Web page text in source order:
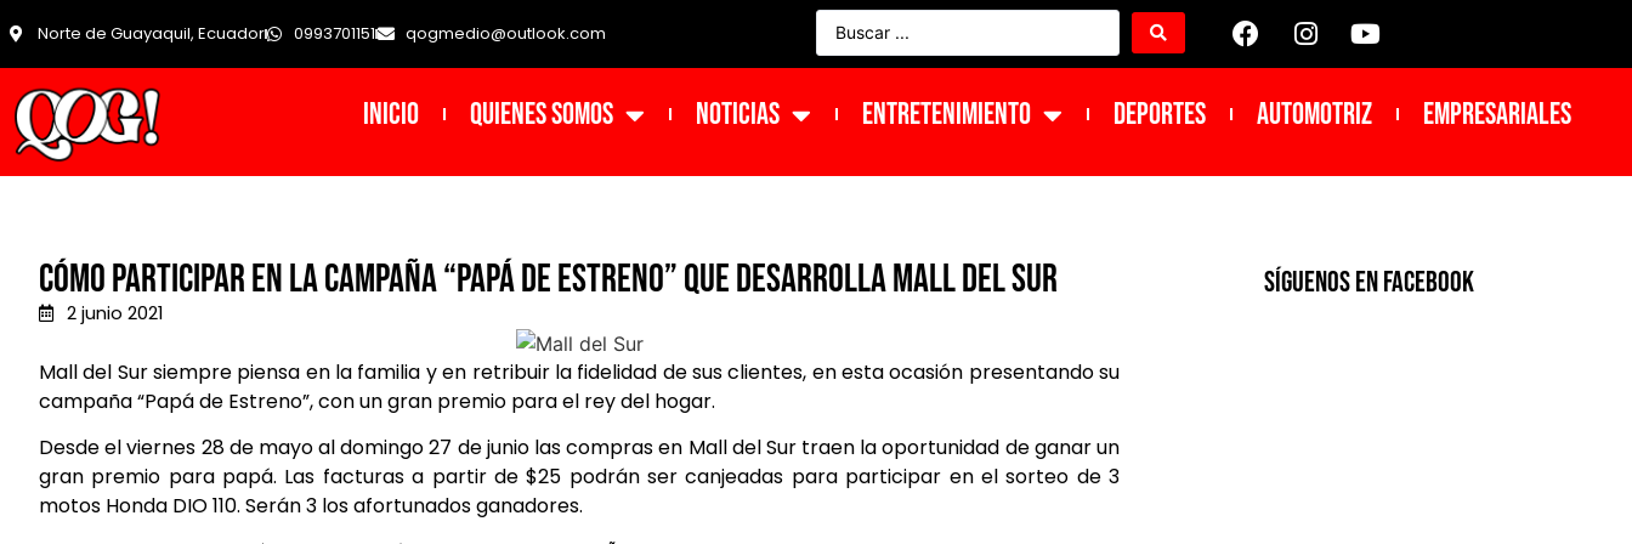
Norte de Guayaquil, Ecuador 0993701151 qogmedio@outlook.com
INICIO Quienes Somos NOTICIAS ENTRETENIMIENTO DEPORTES Automotriz Empresariales
Cómo participar en la campaña “Papá de Estreno” que desarrolla Mall del Sur
2 junio 2021
Mall del Sur siempre piensa en la familia y en retribuir la fidelidad de sus clientes, en esta ocasión presentando su
campaña “Papá de Estreno”, con un gran premio para el rey del hogar.
Desde el viernes 28 de mayo al domingo 27 de junio las compras en Mall del Sur traen la oportunidad de ganar un
gran premio para papá. Las facturas a partir de $25 podrán ser canjeadas para participar en el sorteo de 3
motos Honda DIO 110. Serán 3 los afortunados ganadores.
SíGUENOS EN FACEBOOK